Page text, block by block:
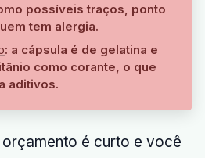
possíveis traços, ponto
tem alergia.
: a cápsula é de gelatina e
como corante, o que
aditivos.
orçamento é curto e você